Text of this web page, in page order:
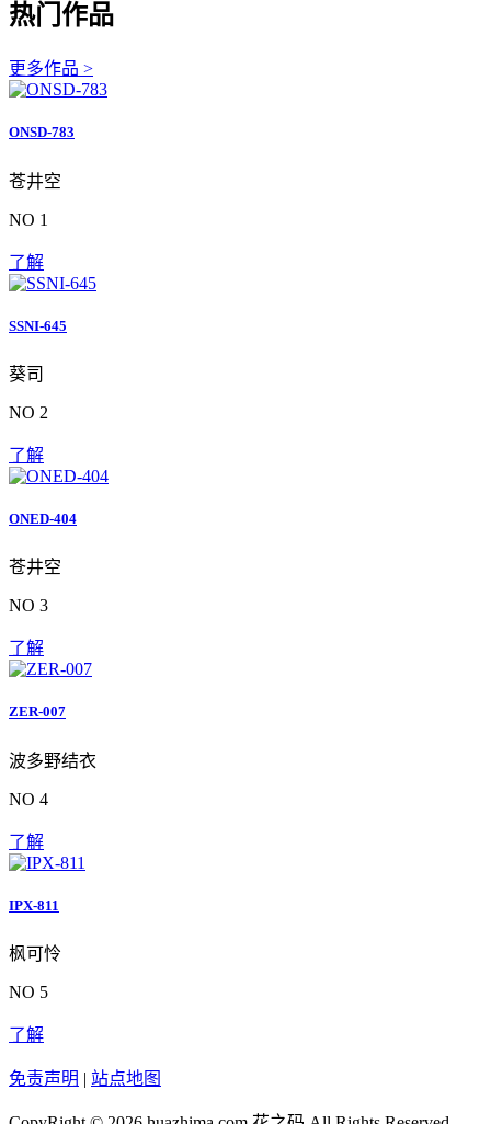
热门作品
更多作品 >
ONSD-783
苍井空
NO 1
了解
SSNI-645
葵司
NO 2
了解
ONED-404
苍井空
NO 3
了解
ZER-007
波多野结衣
NO 4
了解
IPX-811
枫可怜
NO 5
了解
免责声明 | 站点地图